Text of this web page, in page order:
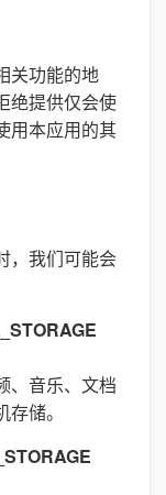
关功能的地
绝提供仅会使
用本应用的其
，我们可能会
、音乐、文档
储。